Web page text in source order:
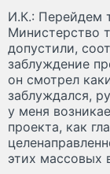
И.К.: Перейдем
Министерство
допустили,
заблуждение
он смотрел
заблуждался,
у меня
проекта, как
этих массовых